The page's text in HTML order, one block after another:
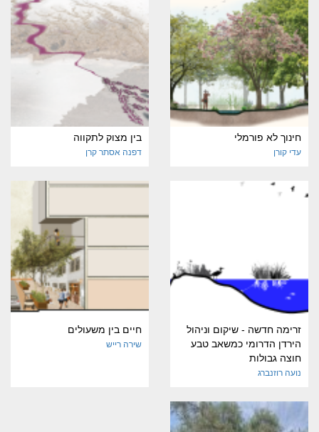
חינוך לא פורמלי
עדי קורן
בין מצוק לתקווה
דפנה אסתר קרן
זרימה חדשה - שיקום וניהול
הירדן הדרומי כמשאב טבע
חוצה גבולות
נועה רוזנברג
חיים בין משעולים
שירה רייש